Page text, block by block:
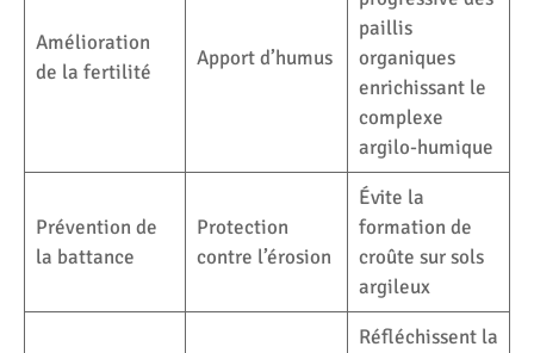
Amélioration
de la fertilité
Apport d’humus
paillis
organiques
enrichissant le
complexe
argilo-humique
Prévention de
la battance
Protection
contre l’érosion
Évite la
formation de
croûte sur sols
argileux
Réfléchissent la